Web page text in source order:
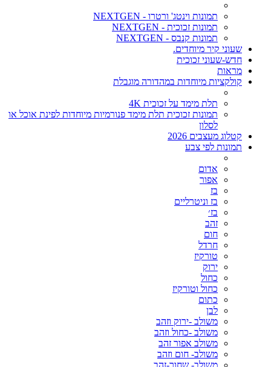
תמונות וינטג' ורטרו - NEXTGEN
תמונות זכוכית - NEXTGEN
תמונות קנבס - NEXTGEN
שעוני קיר מיוחדים.
חדש-שעוני זכוכית
מראות
קולקציות מיוחדות במהדורה מוגבלת
תלת מימד על זכוכית 4K
תמונות זכוכית תלת מימד פנורמיות מיוחדות לפינת אוכל או
לסלון
קטלוג מעצבים 2026
תמונות לפי צבע
אדום
אפור
בז
בז וניטרליים
בז׳
זהב
חום
חרדל
טורקיז
ירוק
כחול
כחול וטורקיז
כתום
לבן
משולב -ירוק וזהב
משולב -כחול וזהב
משולב אפור זהב
משולב- חום וזהב
משולב- שחור-זהב